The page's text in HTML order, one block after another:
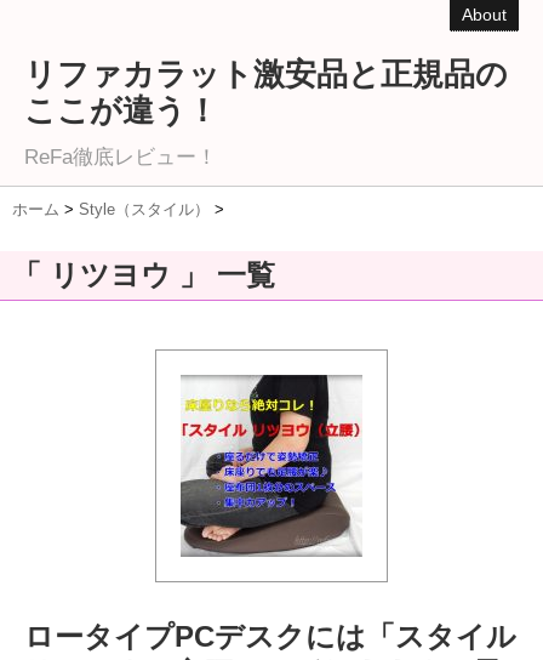
About
リファカラット激安品と正規品の
ここが違う！
ReFa徹底レビュー！
ホーム > Style（スタイル） >
「 リツヨウ 」 一覧
ロータイプPCデスクには「スタイル